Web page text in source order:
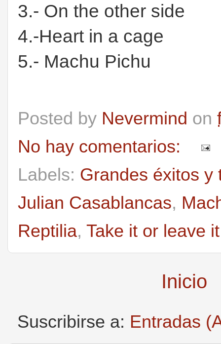
3.- On the other side
4.-Heart in a cage
5.- Machu Pichu
Posted by Nevermind on
No hay comentarios:
Labels: Grandes éxitos y
Julian Casablancas,
Reptilia, Take it or leave it
Inicio
Suscribirse a: Entradas